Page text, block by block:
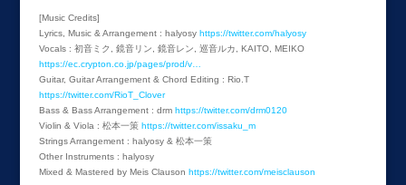
[Music Credits]
Lyrics, Music & Arrangement : halyosy https://twitter.com/halyosy
Vocals : 初音ミク, 鏡音リン, 鏡音レン, 巡音ルカ, KAITO, MEIKO
https://ec.crypton.co.jp/pages/prod/v…
Guitar, Guitar Arrangement & Chord Editing : Rio.T
https://twitter.com/RioT_Clover
Bass & Bass Arrangement : drm https://twitter.com/drm0120
Violin & Viola : 松本一策 https://twitter.com/issaku_m
Strings Arrangement : halyosy & 松本一策
Other Instruments : halyosy
Mixed & Mastered by Meis Clauson https://twitter.com/meisclauson